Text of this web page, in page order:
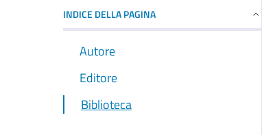
INDICE DELLA PAGINA
Autore
Editore
Biblioteca